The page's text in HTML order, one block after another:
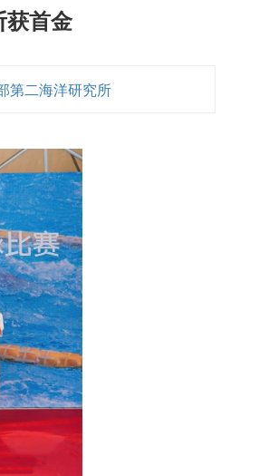
获首金
第二海洋研究所